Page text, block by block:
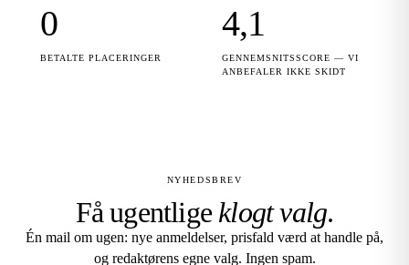
0
BETALTE PLACERINGER
4,1
GENNEMSNITSSCORE — VI
ANBEFALER IKKE SKIDT
NYHEDSBREV
Få ugentlige klogt valg.
Én mail om ugen: nye anmeldelser, prisfald værd at handle på,
og redaktørens egne valg. Ingen spam.